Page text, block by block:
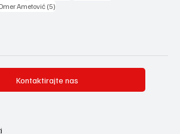
postsAmetović (5)
Kontaktirajte nas